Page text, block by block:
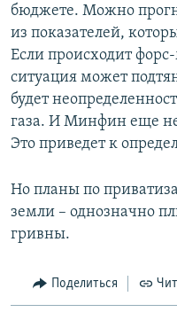
бюджете. Можно
из показателей,
Если происходит
ситуация может
будет
газа. И Минфин еще
Это приведет к
Но планы по
земли – однозначно
гривны.
Поделиться